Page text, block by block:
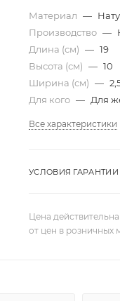
Материал —
Производство —
Длина (см) — 19
Высота (см) — 10
Ширина (см) —
Для кого — Для
Все характеристики
УСЛОВИЯ ГАРАНТИИ
Цена
от цен в розничных